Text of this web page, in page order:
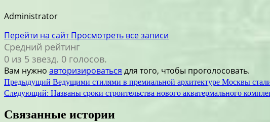
Administrator
Перейти на сайтПросмотреть все записи
Средний рейтинг
0 из 5 звезд. 0 голосов.
Вам нужно авторизироваться для того, чтобы проголосовать.
Навигация
по
записям
Предыдущий Ведущими стилями в премиальной архитектуре Москвы
Следующий: Названы сроки строительства нового акватермального
Связанные истории